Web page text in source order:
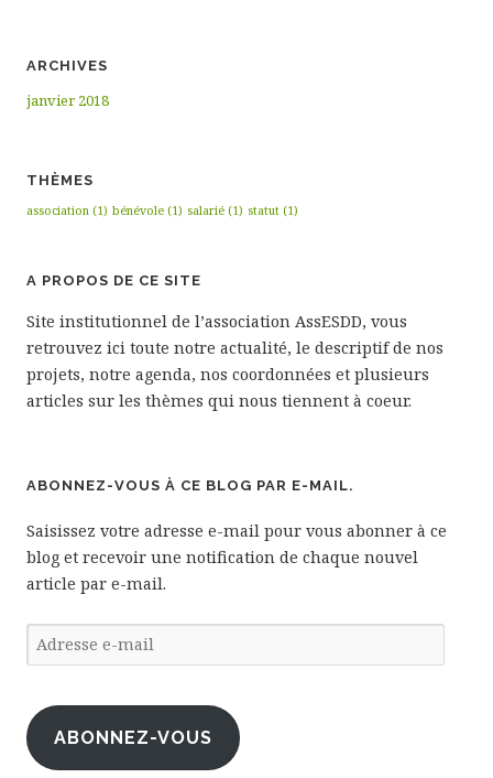
ARCHIVES
janvier 2018
THÈMES
association (1) bénévole (1) salarié (1) statut (1)
A PROPOS DE CE SITE
Site institutionnel de l’association AssESDD, vous
retrouvez ici toute notre actualité, le descriptif de nos
projets, notre agenda, nos coordonnées et plusieurs
articles sur les thèmes qui nous tiennent à coeur.
ABONNEZ-VOUS À CE BLOG PAR E-MAIL.
Saisissez votre adresse e-mail pour vous abonner à ce
blog et recevoir une notification de chaque nouvel
article par e-mail.
Adresse
e-
ABONNEZ-VOUS